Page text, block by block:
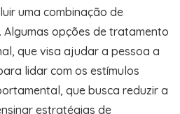
uma combinação de
opções de tratamento
que visa ajudar a pessoa a
lidar com os estímulos
que busca reduzir a
estratégias de